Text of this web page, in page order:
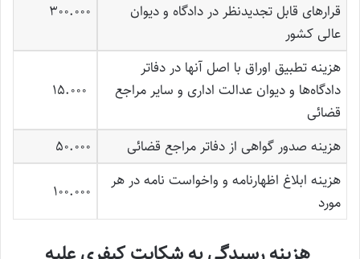
قرارهای قابل تجدیدنظر در دادگاه و دیوان
عالی کشور
300.000
هزینه تطبیق اوراق با اصل آنها در دفاتر
دادگاه‌ها و دیوان عدالت اداری و سایر مراجع
قضائی
هزینه صدور گواهی از دفاتر مراجع قضائی
50.000
هزینه ابلاغ اظهارنامه و واخواست نامه در هر
مورد
100.000
هزینه رسیدگی به شکایت کیفری علیه